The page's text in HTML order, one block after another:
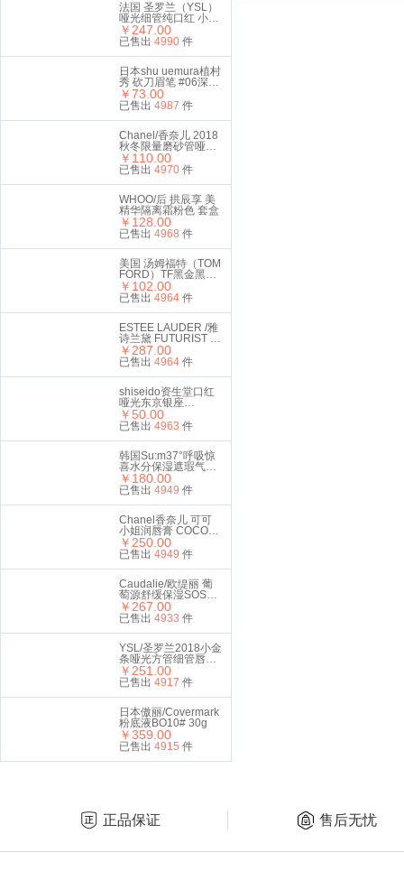
法国 圣罗兰（YSL）
哑光细管纯口红 小金
条2.2g #416番茄红
￥247.00
已售出 4990件
日本shu uemura植村
秀 砍刀眉笔 #06深棕
色 4g
￥73.00
已售出 4987 件
Chanel/香奈儿 2018
秋冬限量磨砂管哑光
丝绒唇膏口红110#
南瓜色
￥110.00
已售出 4970件
WHOO/后 拱辰享 美
精华隔离霜粉色 套盒
￥128.00
已售出 4968 件
美国 汤姆福特（TOM
FORD）TF黑金黑管
口红3g #511 STEEL
MAGNOLIA 柔雾玫瑰
色
￥102.00
已售出 4964件
ESTEE LAUDER /雅
诗兰黛 FUTURIST 沁
水粉底液
SPF20/PA+++ 2C0
COOL VANILLA
￥287.00
已售出 4964件
shiseido资生堂口红
哑光东京银座
529#Cocktail Hour
复古红 2.5g
￥50.00
已售出 4963 件
韩国Su:m37°呼吸惊
喜水分保湿遮瑕气垫
CC霜#01亮白色
15g*2
￥180.00
已售出 4949 件
Chanel香奈儿 可可
小姐润唇膏 COCO白
管口红 3g #920
￥250.00
已售出 4949 件
Caudalie/欧缇丽 葡
萄源舒缓保湿SOS精
华液30 ml
￥267.00
已售出 4933 件
YSL/圣罗兰2018小金
条哑光方管细管唇膏
口红 21#复古正红色
礼盒套装
￥251.00
已售出 4917 件
日本傲丽/Covermark
粉底液BO10# 30g
￥359.00
已售出 4915 件
正品保证 售后无忧